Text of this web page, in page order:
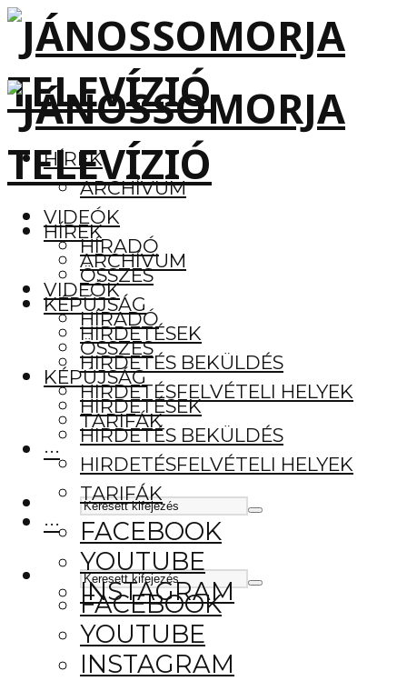
HÍREK
ARCHÍVUM
VIDEÓK
HÍRADÓ
ÖSSZES
KÉPÚJSÁG
HIRDETÉSEK
HIRDETÉS BEKÜLDÉS
HIRDETÉSFELVÉTELI HELYEK
TARIFÁK
···
FACEBOOK
YOUTUBE
INSTAGRAM
HÍREK
ARCHÍVUM
VIDEÓK
HÍRADÓ
ÖSSZES
KÉPÚJSÁG
HIRDETÉSEK
HIRDETÉS BEKÜLDÉS
HIRDETÉSFELVÉTELI HELYEK
TARIFÁK
···
FACEBOOK
YOUTUBE
INSTAGRAM